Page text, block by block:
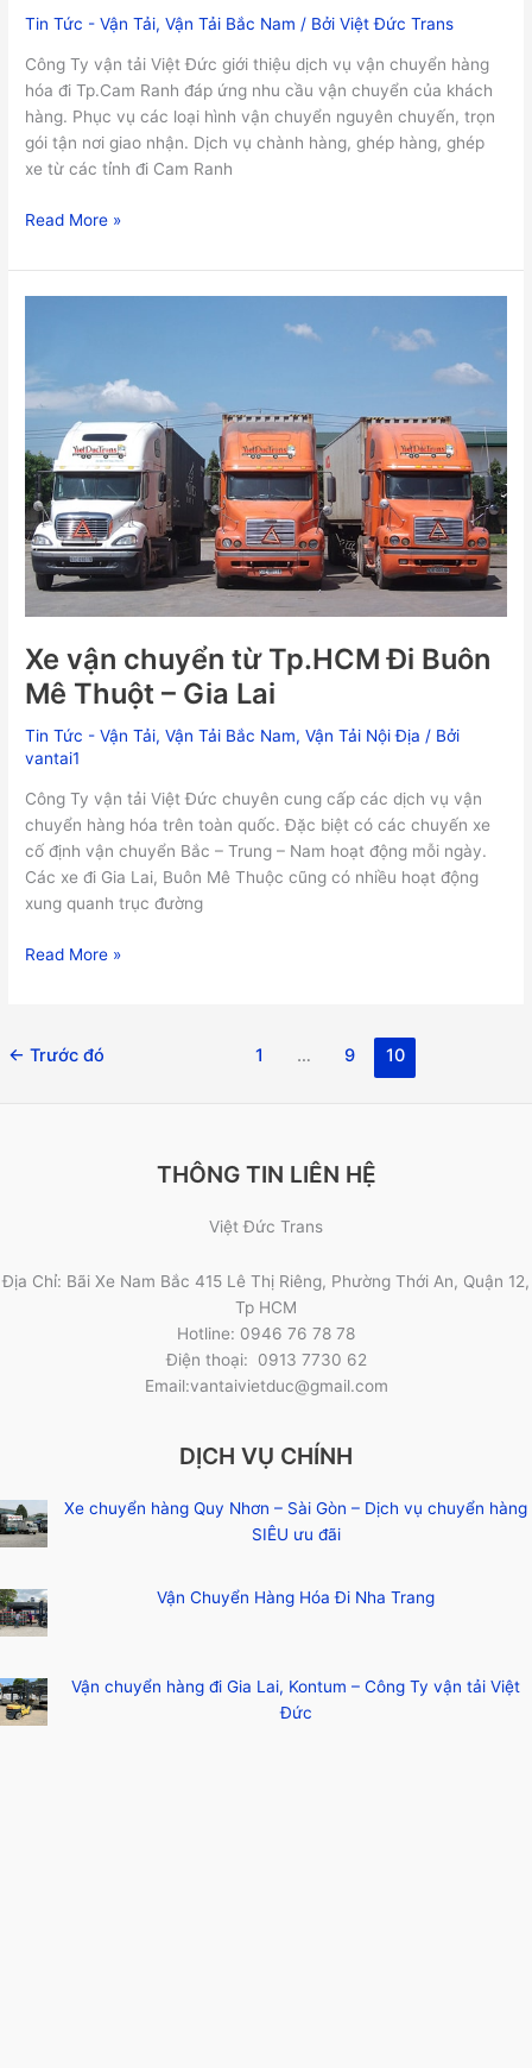
Tin Tức - Vận Tải,Vận Tải Bắc Nam / BởiViệt Đức Trans
Công Ty vận tải Việt Đức giới thiệu dịch vụ vận chuyển hàng
hóa đi Tp.Cam Ranh đáp ứng nhu cầu vận chuyển của khách
hàng. Phục vụ các loại hình vận chuyển nguyên chuyến, trọn
gói tận nơi giao nhận. Dịch vụ chành hàng, ghép hàng, ghép
xe từ các tỉnh đi Cam Ranh
Read More »
Xe vận chuyển từ Tp.HCM Đi Buôn
Mê Thuột – Gia Lai
Tin Tức - Vận Tải,Vận Tải Bắc Nam,Vận Tải Nội Địa / Bởi
vantai1
Công Ty vận tải Việt Đức chuyên cung cấp các dịch vụ vận
chuyển hàng hóa trên toàn quốc. Đặc biệt có các chuyến xe
cố định vận chuyển Bắc – Trung – Nam hoạt động mỗi ngày.
Các xe đi Gia Lai, Buôn Mê Thuộc cũng có nhiều hoạt động
xung quanh trục đường
từ
Tp.HCM
Đi
Buôn
Mê
Thuột
–
Gia
Lai
Read More »
← Trước đó 1 … 9 10
THÔNG TIN LIÊN HỆ
Việt Đức Trans
Địa Chỉ: Bãi Xe Nam Bắc 415 Lê Thị Riêng, Phường Thới An, Quận 12,
Tp HCM
Hotline: 0946 76 78 78
Điện thoại: 0913 7730 62
Email:vantaivietduc@gmail.com
DỊCH VỤ CHÍNH
Xe chuyển hàng Quy Nhơn – Sài Gòn – Dịch vụ chuyển hàng
SIÊU ưu đãi
Vận Chuyển Hàng Hóa Đi Nha Trang
Vận chuyển hàng đi Gia Lai, Kontum – Công Ty vận tải Việt
Đức